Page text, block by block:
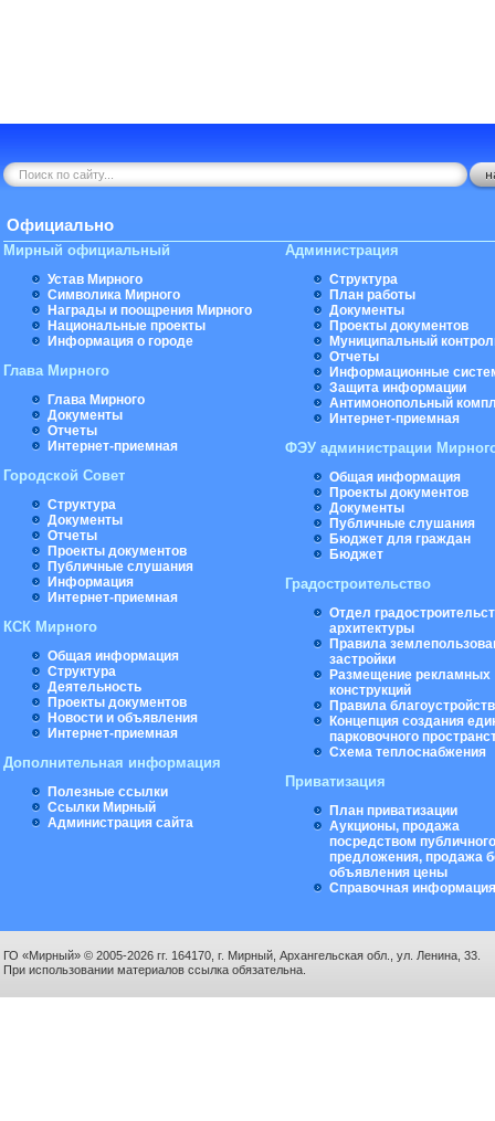
Официально
Мирный официальный
Устав Мирного
Символика Мирного
Награды и поощрения Мирного
Национальные проекты
Информация о городе
Глава Мирного
Глава Мирного
Документы
Отчеты
Интернет-приемная
Городской Совет
Структура
Документы
Отчеты
Проекты документов
Публичные слушания
Информация
Интернет-приемная
КСК Мирного
Общая информация
Структура
Деятельность
Проекты документов
Новости и объявления
Интернет-приемная
Дополнительная информация
Полезные ссылки
Ссылки Мирный
Администрация сайта
Администрация
Структура
План работы
Документы
Проекты документов
Муниципальный
Отчеты
Информационные
Защита информации
Антимонопольный
Интернет-приемная
ФЭУ администрации
Общая информация
Проекты документов
Документы
Публичные слушания
Бюджет для граждан
Бюджет
Градостроительство
Отдел
архитектуры
Правила
застройки
Размещение рекламных
конструкций
Правила
Концепция создания
парковочного
Схема теплоснабжения
Приватизация
План приватизации
Аукционы, продажа
посредством публичного
предложения, продажа
объявления цены
Справочная информация
ГО «Мирный» © 2005-2026 гг. 164170, г. Мирный, Архангельская обл., ул. Ленина, 33.
При использовании материалов ссылка обязательна.